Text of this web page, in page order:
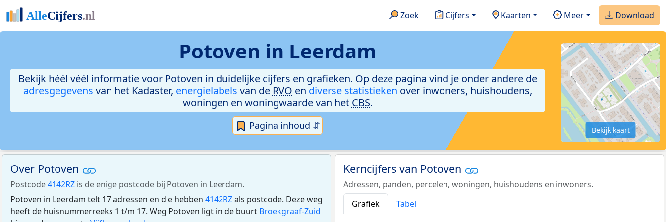
Zoek Cijfers Kaarten Meer Download
Potoven in Leerdam
Bekijk héél véél informatie voor Potoven in duidelijke cijfers en grafieken. Op deze pagina vind je onder andere de
adresgegevens van het Kadaster, energielabels van de RVO en diverse statistieken over inwoners, huishoudens,
woningen en woningwaarde van het CBS.
Pagina inhoud ⇵ Bekijk kaart
Over Potoven
Postcode4142RZ is de enige postcode bij Potoven in Leerdam.
Potoven in Leerdam telt 17 adressen en die hebben 4142RZals postcode. Deze weg
heeft de huisnummerreeks 1 t/m 17. Weg Potoven ligt in de buurt Broekgraaf-Zuid
Kerncijfers van Potoven
Adressen, panden, percelen, woningen, huishoudens en inwoners.
Grafiek
Tabel